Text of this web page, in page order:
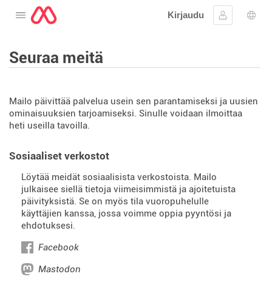
Avaa valikko
Kirjaudu
Kirjaudu
Seuraa meitä
Mailo päivittää palvelua usein sen parantamiseksi ja uusien
ominaisuuksien tarjoamiseksi. Sinulle voidaan ilmoittaa
heti useilla tavoilla.
Sosiaaliset verkostot
Löytää meidät sosiaalisista verkostoista. Mailo
julkaisee siellä tietoja viimeisimmistä ja ajoitetuista
päivityksistä. Se on myös tila vuoropuhelulle
käyttäjien kanssa, jossa voimme oppia pyyntösi ja
ehdotuksesi.
Facebook
Mastodon